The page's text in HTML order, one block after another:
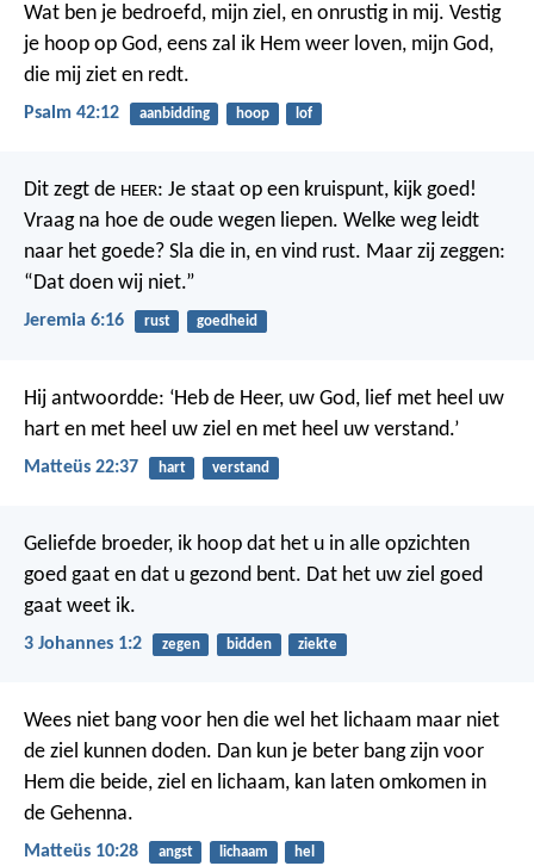
Wat ben je bedroefd, mijn ziel, en onrustig in mij. Vestig
je hoop op God, eens zal ik Hem weer loven, mijn God,
die mij ziet en redt.
Psalm 42:12 aanbidding hoop lof
Dit zegt de HEER: Je staat op een kruispunt, kijk goed!
Vraag na hoe de oude wegen liepen. Welke weg leidt
naar het goede? Sla die in, en vind rust. Maar zij zeggen:
“Dat doen wij niet.”
Jeremia 6:16 rust goedheid
Hij antwoordde: ‘Heb de Heer, uw God, lief met heel uw
hart en met heel uw ziel en met heel uw verstand.’
Matteüs 22:37 hart verstand
Geliefde broeder, ik hoop dat het u in alle opzichten
goed gaat en dat u gezond bent. Dat het uw ziel goed
gaat weet ik.
3 Johannes 1:2 zegen bidden ziekte
Wees niet bang voor hen die wel het lichaam maar niet
de ziel kunnen doden. Dan kun je beter bang zijn voor
Hem die beide, ziel en lichaam, kan laten omkomen in
de Gehenna.
Matteüs 10:28 angst lichaam hel